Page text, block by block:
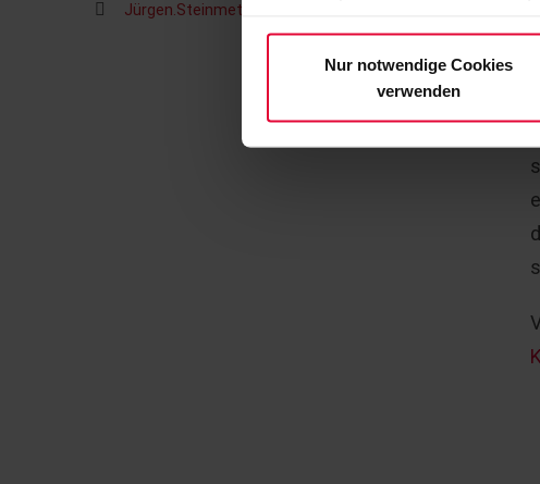
Nur notwendige Cookies
verwenden
Jürgen.Steinmetz@steuler.de